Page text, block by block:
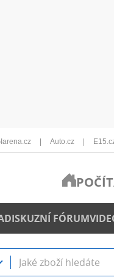
Auto.cz
DISKUZNÍ FÓRUM